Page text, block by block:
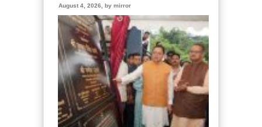
एनसीसी
के
विस्तार
एवं
आधुनिक
आधारभूत
संरचना
के
विकास
पर
हुई
August 4, 2026, by mirror